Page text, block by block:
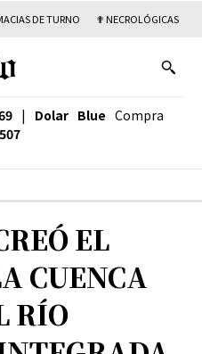
DE TURNO ✟ NECROLÓGICAS
| Dolar Blue Compra
EL
CUENCA
RÍO